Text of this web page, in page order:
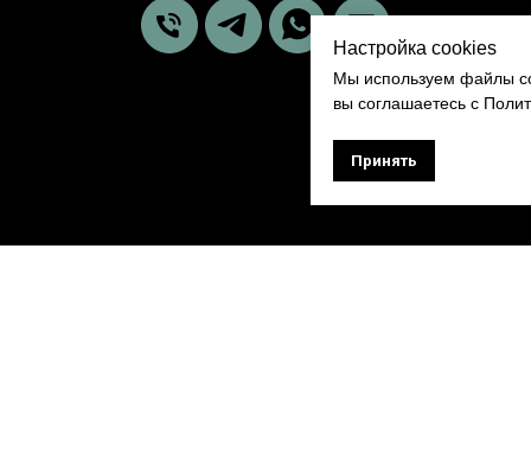
Настройка cookies
Мы используем файлы
вы соглашаетесь с
Принять